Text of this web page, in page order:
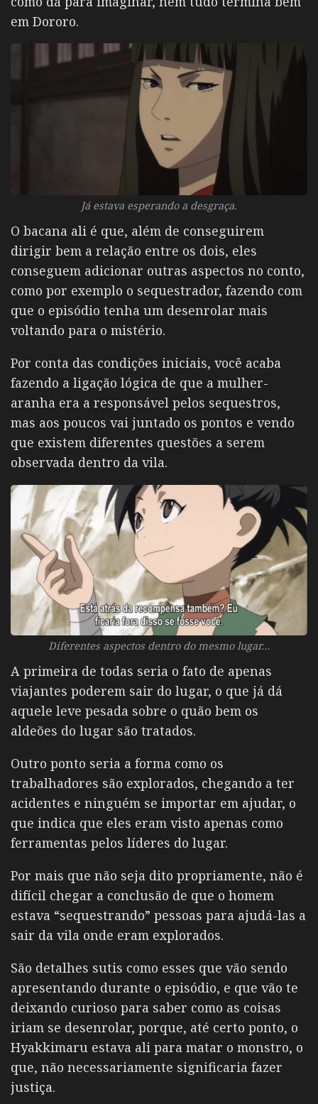
em Dororo.
Já estava esperando a desgraça.
O bacana ali é que, além de conseguirem
dirigir bem a relação entre os dois, eles
conseguem adicionar outras aspectos no conto,
como por exemplo o sequestrador, fazendo com
que o episódio tenha um desenrolar mais
voltando para o mistério.
Por conta das condições iniciais, você acaba
fazendo a ligação lógica de que a mulher-
aranha era a responsável pelos sequestros,
mas aos poucos vai juntado os pontos e vendo
que existem diferentes questões a serem
observada dentro da vila.
Diferentes aspectos dentro do mesmo lugar…
A primeira de todas seria o fato de apenas
viajantes poderem sair do lugar, o que já dá
aquele leve pesada sobre o quão bem os
aldeões do lugar são tratados.
Outro ponto seria a forma como os
trabalhadores são explorados, chegando a ter
acidentes e ninguém se importar em ajudar, o
que indica que eles eram visto apenas como
ferramentas pelos líderes do lugar.
Por mais que não seja dito propriamente, não é
difícil chegar a conclusão de que o homem
estava “sequestrando” pessoas para ajudá-las a
sair da vila onde eram explorados.
São detalhes sutis como esses que vão sendo
apresentando durante o episódio, e que vão te
deixando curioso para saber como as coisas
iriam se desenrolar, porque, até certo ponto, o
Hyakkimaru estava ali para matar o monstro, o
que, não necessariamente significaria fazer
justiça.